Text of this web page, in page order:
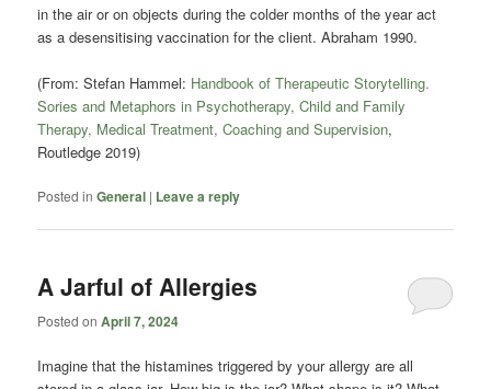
in the air or on objects during the colder months of the year act
as a desensitising vaccination for the client. Abraham 1990.
(From: Stefan Hammel: Handbook of Therapeutic Storytelling.
Sories and Metaphors in Psychotherapy, Child and Family
Therapy, Medical Treatment, Coaching and Supervision,
Routledge 2019)
Posted in General | Leave a reply
A Jarful of Allergies
Posted onApril 7, 2024
Imagine that the histamines triggered by your allergy are all